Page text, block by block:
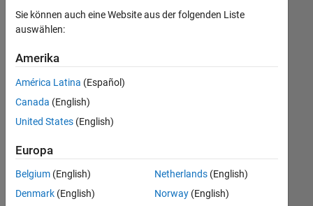
Business Applications and Tools
Globalisierung
Information Technology
Release Engineering
Software Process Engineering
Technical Writing
Derzeit
es
keine
offenen
Stellen,
Ihren
Suchkriterien
entsprechen.
Sie können auch eine Website aus der folgenden Liste
auswählen:
Amerika
América Latina (Español)
Canada (English)
United States (English)
Europa
Belgium (English)
Denmark (English)
Netherlands(English)
Norway(English)